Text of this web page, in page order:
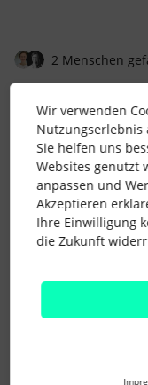
2 Menschen
FREIHOF
meines Erachtens
Arbeitsverträge
elektronischer Form
Aber die neuen
erfüllen. Evtl. sollte
neuen gesetzlichen
Signatur/
Wir verwenden
Nutzungserlebnis
Sie helfen uns
Websites genutzt
anpassen und
Akzeptieren
Ihre Einwilligung
die Zukunft